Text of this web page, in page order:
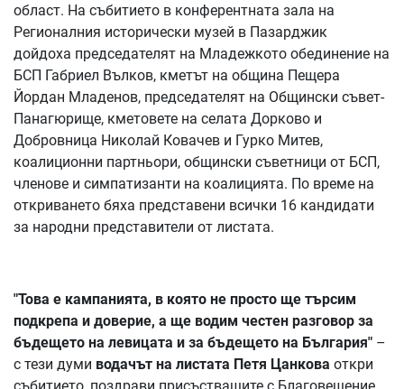
област. На събитието в конферентната зала на
Регионалния исторически музей в Пазарджик
дойдоха председателят на Младежкото обединение на
БСП Габриел Вълков, кметът на община Пещера
Йордан Младенов, председателят на Общински съвет-
Панагюрище, кметовете на селата Дорково и
Добровница Николай Ковачев и Гурко Митев,
коалиционни партньори, общински съветници от БСП,
членове и симпатизанти на коалицията. По време на
откриването бяха представени всички 16 кандидати
за народни представители от листата.
"Това е кампанията, в която не просто ще търсим
подкрепа и доверие, а ще водим честен разговор за
бъдещето на левицата и за бъдещето на България" –
с тези думи водачът на листата Петя Цанкова откри